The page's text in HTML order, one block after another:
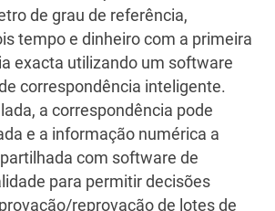
de grau de referência,
tempo e dinheiro com a primeira
exacta utilizando um software
correspondência inteligente.
a correspondência pode
e a informação numérica a
com software de
para permitir decisões
reprovação de lotes de